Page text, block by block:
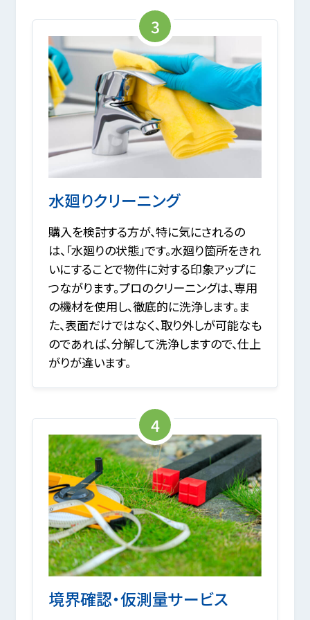
3
水廻りクリーニング
購入を検討する方が、特に気にされるの
は、「水廻りの状態」です。水廻り箇所をきれ
いにすることで物件に対する印象アップに
つながります。プロのクリーニングは、専用
の機材を使用し、徹底的に洗浄します。ま
た、表面だけではなく、取り外しが可能なも
のであれば、分解して洗浄しますので、仕上
がりが違います。
4
境界確認・仮測量サービス